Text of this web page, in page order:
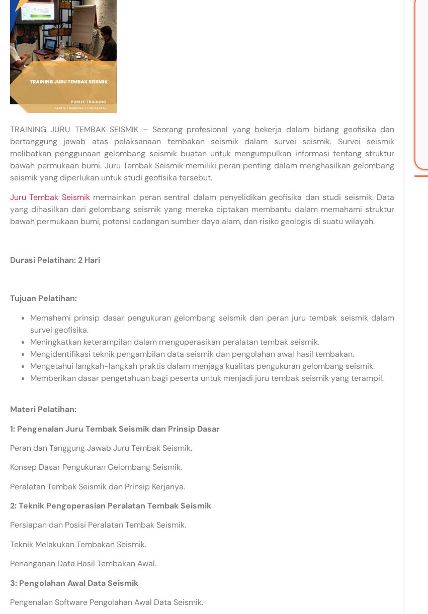
TRAINING JURU TEMBAK SEISMIK – Seorang profesional yang bekerja dalam bidang geofisika dan
bertanggung jawab atas pelaksanaan tembakan seismik dalam survei seismik. Survei seismik
melibatkan penggunaan gelombang seismik buatan untuk mengumpulkan informasi tentang struktur
bawah permukaan bumi. Juru Tembak Seismik memiliki peran penting dalam menghasilkan gelombang
seismik yang diperlukan untuk studi geofisika tersebut.
Juru Tembak Seismikmemainkan peran sentral dalam penyelidikan geofisika dan studi seismik. Data
yang dihasilkan dari gelombang seismik yang mereka ciptakan membantu dalam memahami struktur
bawah permukaan bumi, potensi cadangan sumber daya alam, dan risiko geologis di suatu wilayah.
Durasi Pelatihan: 2 Hari
Tujuan Pelatihan:
Memahami prinsip dasar pengukuran gelombang seismik dan peran juru tembak seismik dalam
survei geofisika.
Meningkatkan keterampilan dalam mengoperasikan peralatan tembak seismik.
Mengidentifikasi teknik pengambilan data seismik dan pengolahan awal hasil tembakan.
Mengetahui langkah-langkah praktis dalam menjaga kualitas pengukuran gelombang seismik.
Memberikan dasar pengetahuan bagi peserta untuk menjadi juru tembak seismik yang terampil.
Materi Pelatihan:
1: Pengenalan Juru Tembak Seismik dan Prinsip Dasar
Peran dan Tanggung Jawab Juru Tembak Seismik.
Konsep Dasar Pengukuran Gelombang Seismik.
Peralatan Tembak Seismik dan Prinsip Kerjanya.
2: Teknik Pengoperasian Peralatan Tembak Seismik
Persiapan dan Posisi Peralatan Tembak Seismik.
Teknik Melakukan Tembakan Seismik.
Penanganan Data Hasil Tembakan Awal.
3: Pengolahan Awal Data Seismik
Pengenalan Software Pengolahan Awal Data Seismik.